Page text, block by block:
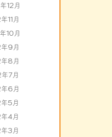
12月
11月
10月
9月
8月
7月
6月
5月
4月
3月